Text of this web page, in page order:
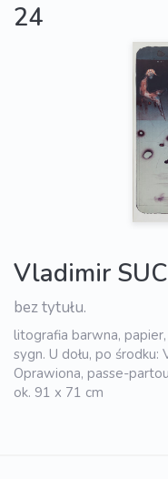
24
Vladimir
bez tytułu.
litografia barwna,
sygn. U dołu, po środku:
Oprawiona, passe-
ok. 91 x 71 cm